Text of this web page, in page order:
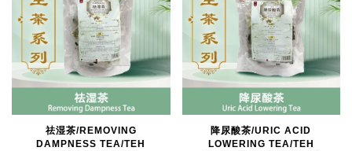
祛湿茶/REMOVING
DAMPNESS TEA/TEH
降尿酸茶/URIC ACID
LOWERING TEA/TEH